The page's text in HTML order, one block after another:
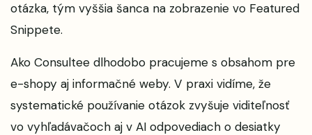
otázka, tým vyššia šanca na zobrazenie vo Featured
Snippete.
Ako Consultee dlhodobo pracujeme s obsahom pre
e-shopy aj informačné weby. V praxi vidíme, že
systematické používanie otázok zvyšuje viditeľnosť
vo vyhľadávačoch aj v AI odpovediach o desiatky